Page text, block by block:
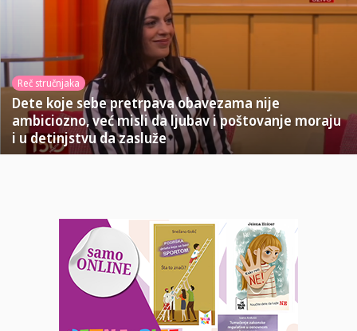
Reč stručnjaka
Dete koje sebe pretrpava obavezama nije
ambiciozno, već misli da ljubav i poštovanje moraju
i u detinjstvu da zasluže